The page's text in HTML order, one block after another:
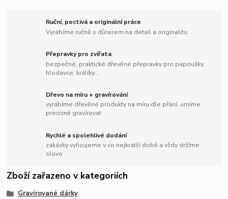
Ruční, poctivá a originální práce
Vyrábíme ručně s důrazem na detail a originalitu
Přepravky pro zvířata
bezpečné, praktické dřevěné přepravky pro papoušky,
hlodavce, králíky...
Dřevo na míru + gravírování
vyrábíme dřevěné produkty na míru dle přání, umíme
precizně gravírovat
Rychlé a spolehlivé dodání
zakázky vyřizujeme v co nejkratší době a vždy držíme
slovo
Zboží zařazeno v kategoriích
Gravírované dárky